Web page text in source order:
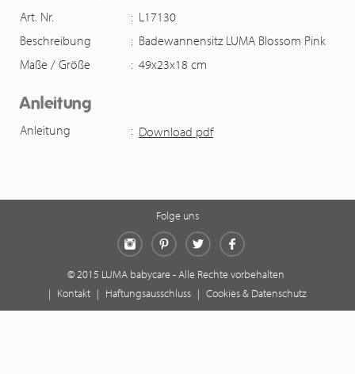
Art. Nr. : L17130
Beschreibung
: Badewannensitz LUMA Blossom Pink
Maße / Größe
: 49x23x18 cm
Anleitung
Anleitung : Download pdf
Folge uns
Pinterest TwitterFacebook
© 2015 LUMA babycare - Alle Rechte vorbehalten
| Kontakt | Haftungsausschluss | Cookies & Datenschutz